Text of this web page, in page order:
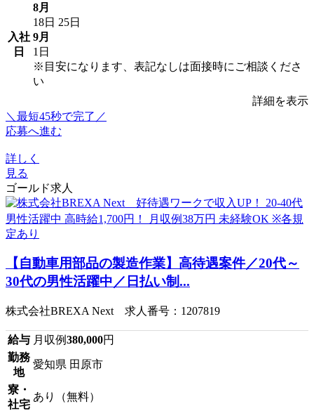
入社
日
8月
18日 25日
9月
1日
※目安になります、表記なしは面接時にご相談くださ
い
詳細を表示
＼最短45秒で完了／
応募へ進む
詳しく
見る
ゴールド求人
【自動車用部品の製造作業】高待遇案件／20代～
30代の男性活躍中／日払い制...
株式会社BREXA Next 求人番号：1207819
給与 月収例380,000円
勤務
地
愛知県 田原市
寮・
社宅
あり（無料）